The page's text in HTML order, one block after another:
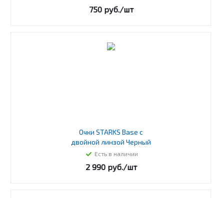
750руб./шт
Очки STARKS Base с
двойной линзой Черный
Есть в наличии
2 990руб./шт